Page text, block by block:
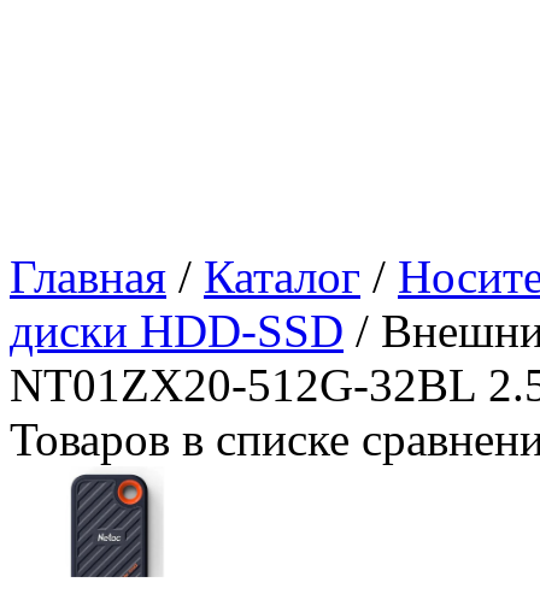
Главная / Каталог /
диски HDD-SSD /
NT01ZX20-512G-32BL
Товаров в списке